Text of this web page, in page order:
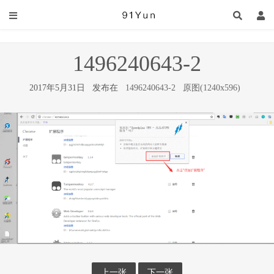
1496240643-2
2017年5月31日 发布在 1496240643-2 原图(1240x596)